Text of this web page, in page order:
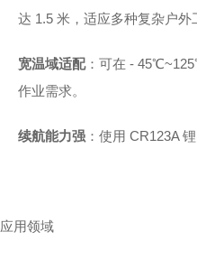
达 1.5 米，适应多种复杂户外
宽温域适配：可在 -
作业需求。
续航能力强：使用 CR123A
应用领域